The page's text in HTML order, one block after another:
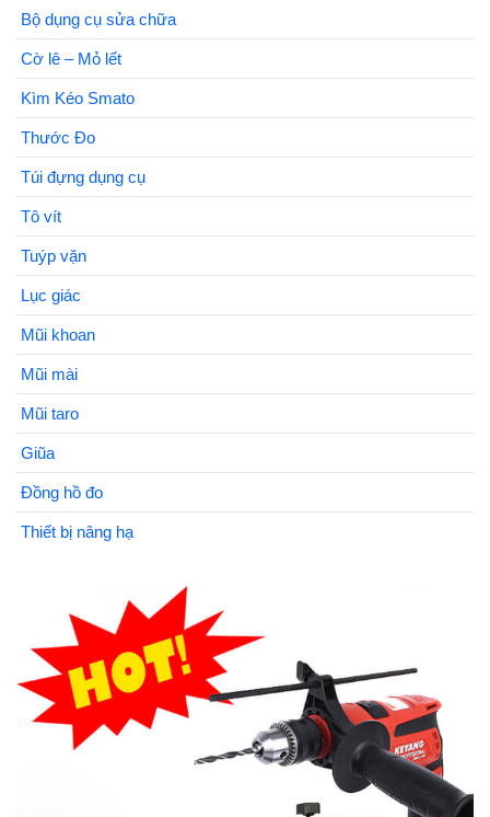
Bộ dụng cụ sửa chữa
Cờ lê – Mỏ lết
Kìm Kéo Smato
Thước Đo
Túi đựng dụng cụ
Tô vít
Tuýp vặn
Lục giác
Mũi khoan
Mũi mài
Mũi taro
Giũa
Đồng hồ đo
Thiết bị nâng hạ